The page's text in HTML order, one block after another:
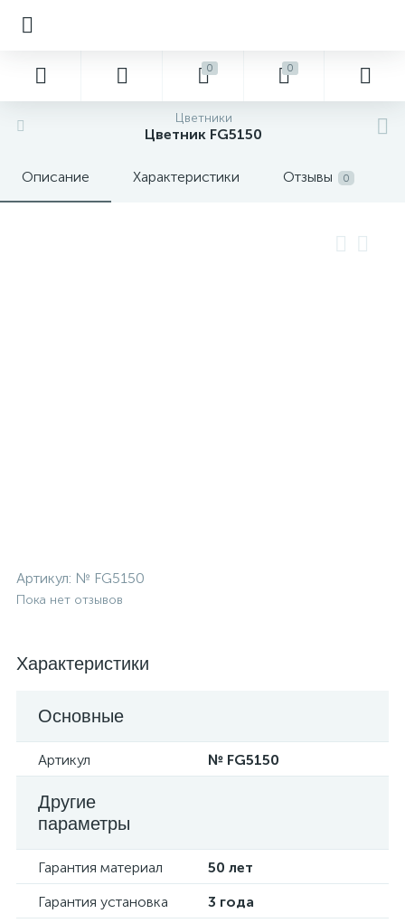
0 0
Цветники
Цветник FG5150
Описание Характеристики Отзывы 0
Артикул: № FG5150
Пока нет отзывов
Характеристики
Основные
Артикул № FG5150
Другие
параметры
Гарантия материал 50 лет
Гарантия установка 3 года